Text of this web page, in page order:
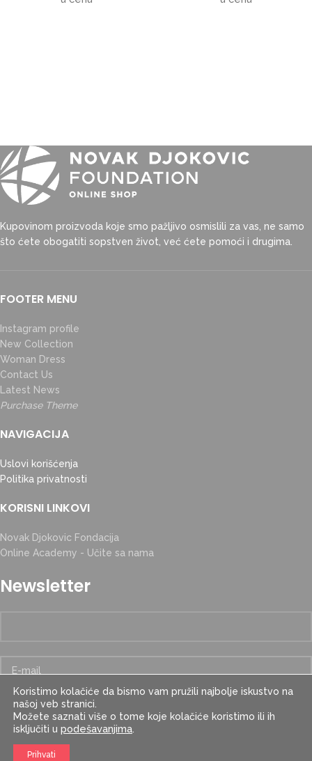
Kupovinom proizvoda koje smo pažljivo osmislili za vas, ne samo
što ćete obogatiti sopstven život, već ćete pomoći i drugima.
FOOTER MENU
Instagram profile
New Collection
Woman Dress
Contact Us
Latest News
Purchase Theme
NAVIGACIJA
Uslovi korišćenja
Politika privatnosti
KORISNI LINKOVI
Novak Djokovic Fondacija
Online Academy - Učite sa nama
Newsletter
Koristimo kolačiće da bismo vam pružili najbolje iskustvo na
našoj veb stranici.
Možete saznati više o tome koje kolačiće koristimo ili ih
isključiti u podešavanjima
Prihvati